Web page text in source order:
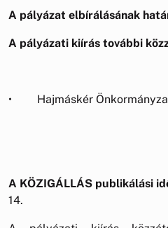
A pályázat elbírálásának
A pályázati kiírás további
• Hajmáskér
A KÖZIGÁLLÁS publikálási
14.